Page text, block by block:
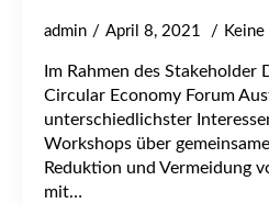
admin April 8, 2021
Im Rahmen des Stakeholder
Circular Economy Forum
unterschiedlichster
Workshops über
Reduktion und Vermeidung
mit…